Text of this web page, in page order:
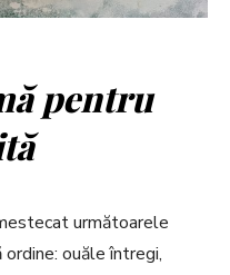
pentru
următoarele
ouăle întregi,